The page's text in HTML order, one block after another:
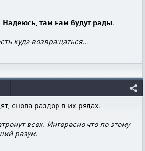
Надеюсь, там нам будут рады.
куда возвращаться...
снова раздор в их рядах.
всех. Интересно что по этому
разум.